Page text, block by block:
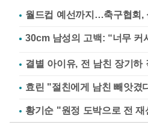
월드컵 예선까지…축구협회,
결별 아이유, 전 남친 장기하
효린 "절친에게 남친 빼앗
황기순 "원정 도박으로 전